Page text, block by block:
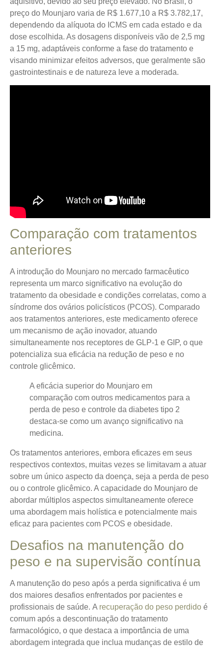
preço do Mounjaro varia de R$ 1.677,10 a R$ 3.782,17,
dependendo da alíquota do ICMS em cada estado e da
dose escolhida. As dosagens disponíveis vão de 2,5 mg
a 15 mg, adaptáveis conforme a fase do tratamento e
visando minimizar efeitos adversos, que geralmente são
gastrointestinais e de natureza leve a moderada.
Comparação com tratamentos
anteriores
A introdução do Mounjaro no mercado farmacêutico
representa um marco significativo na evolução do
tratamento da obesidade e condições correlatas, como a
síndrome dos ovários policísticos (PCOS). Comparado
aos tratamentos anteriores, este medicamento oferece
um mecanismo de ação inovador, atuando
simultaneamente nos receptores de GLP-1 e GIP, o que
potencializa sua eficácia na redução de peso e no
controle glicêmico.
A eficácia superior do Mounjaro em
comparação com outros medicamentos para a
perda de peso e controle da diabetes tipo 2
destaca-se como um avanço significativo na
medicina.
Os tratamentos anteriores, embora eficazes em seus
respectivos contextos, muitas vezes se limitavam a atuar
sobre um único aspecto da doença, seja a perda de peso
ou o controle glicêmico. A capacidade do Mounjaro de
abordar múltiplos aspectos simultaneamente oferece
uma abordagem mais holística e potencialmente mais
eficaz para pacientes com PCOS e obesidade.
Desafios na manutenção do
peso e na supervisão contínua
A manutenção do peso após a perda significativa é um
dos maiores desafios enfrentados por pacientes e
profissionais de saúde. A recuperação do peso perdido é
comum após a descontinuação do tratamento
farmacológico, o que destaca a importância de uma
abordagem integrada que inclua mudanças de estilo de